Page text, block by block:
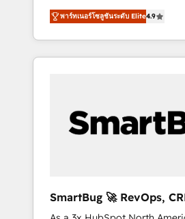
streamline processes, and
at scale. From predictive
conversational AI, we turn
and automation into
and execution. We don't just "set up tools" —
we install the GTM Operating
OS) to align your leadership
portal that drives predictable
and Story to stop "accelerating
Elite Engineering & AI Scalable Architecture:
agents, and high-integrity
พาร์ทเนอร์โซลูชันระดับ Elite4.9
SmartBug 🚀 RevOps,
Integration Experts